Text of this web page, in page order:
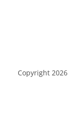
Copyright 2026